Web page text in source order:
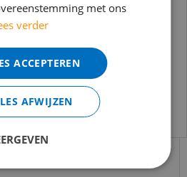
uiteraard verwerkt
snel dan wat je van ons
je ons bereiken via
met ons
verder
ACCEPTEREN
AFWIJZEN